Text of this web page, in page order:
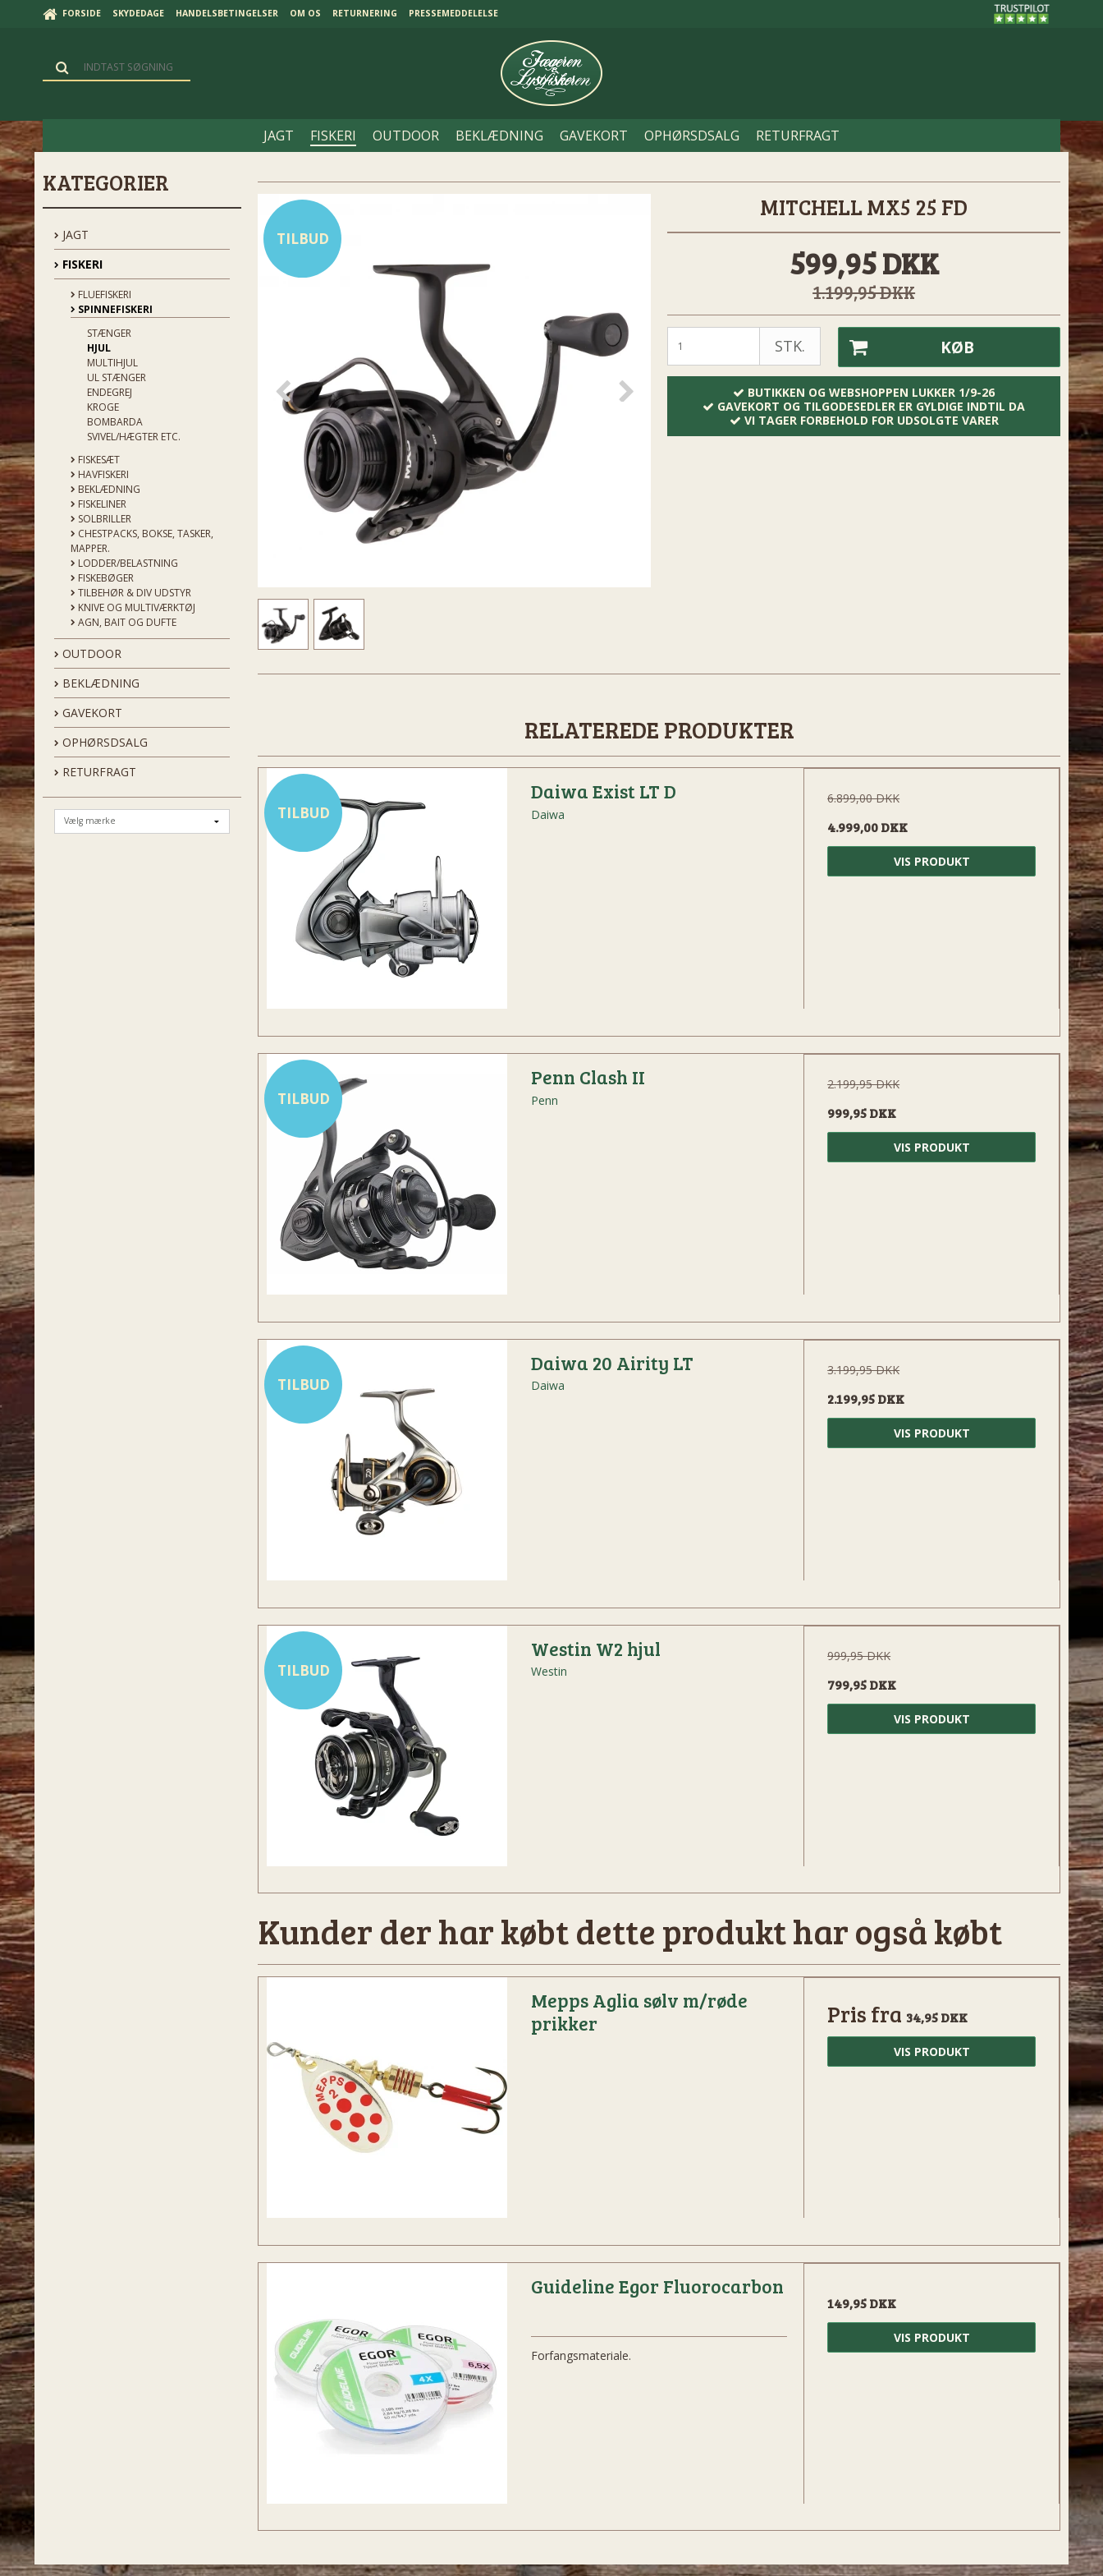
FORSIDE SKYDEDAGE HANDELSBETINGELSER OM OS RETURNERING PRESSEMEDDELELSE
JAGT FISKERI OUTDOOR BEKLÆDNING GAVEKORT OPHØRSDSALG RETURFRAGT
KATEGORIER
JAGT
FISKERI
FLUEFISKERI
SPINNEFISKERI
STÆNGER
HJUL
MULTIHJUL
UL STÆNGER
ENDEGREJ
KROGE
BOMBARDA
SVIVEL/HÆGTER ETC.
FISKESÆT
HAVFISKERI
BEKLÆDNING
FISKELINER
SOLBRILLER
CHESTPACKS, BOKSE, TASKER,
MAPPER.
LODDER/BELASTNING
FISKEBØGER
TILBEHØR & DIV UDSTYR
KNIVE OG MULTIVÆRKTØJ
AGN, BAIT OG DUFTE
OUTDOOR
BEKLÆDNING
GAVEKORT
OPHØRSDSALG
RETURFRAGT
TILBUD
MITCHELL MX5 25 FD
599,95 DKK
1.199,95 DKK
STK. KØB
BUTIKKEN OG WEBSHOPPEN LUKKER 1/9-26
GAVEKORT OG TILGODESEDLER ER GYLDIGE INDTIL DA
VI TAGER FORBEHOLD FOR UDSOLGTE VARER
RELATEREDE PRODUKTER
TILBUD
Daiwa Exist LT D
Daiwa
6.899,00 DKK
4.999,00 DKK
VIS PRODUKT
TILBUD
Penn Clash II
Penn
2.199,95 DKK
999,95 DKK
VIS PRODUKT
TILBUD
Daiwa 20 Airity LT
Daiwa
3.199,95 DKK
2.199,95 DKK
VIS PRODUKT
TILBUD
Westin W2 hjul
Westin
999,95 DKK
799,95 DKK
VIS PRODUKT
Kunder der har købt dette produkt har også købt
Mepps Aglia sølv m/røde
prikker
Pris fra34,95 DKK
VIS PRODUKT
Guideline Egor Fluorocarbon
Forfangsmateriale.
149,95 DKK
VIS PRODUKT